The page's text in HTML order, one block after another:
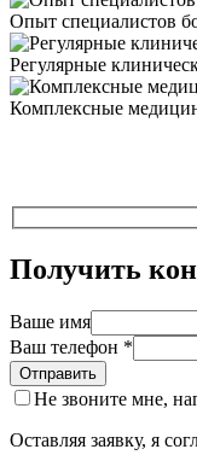
Опыт специалистов
Регулярные
Комплексные
Получить
Ваше имя
Ваш телефон *
Не звоните мне,
Оставляя заявку, я